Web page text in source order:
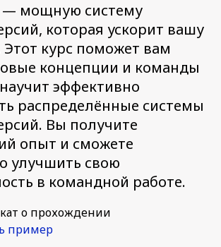
— мощную систему
которая ускорит вашу
Этот курс поможет вам
концепции и команды
эффективно
распределённые системы
Вы получите
опыт и сможете
улучшить свою
в командной работе.
о прохождении
пример